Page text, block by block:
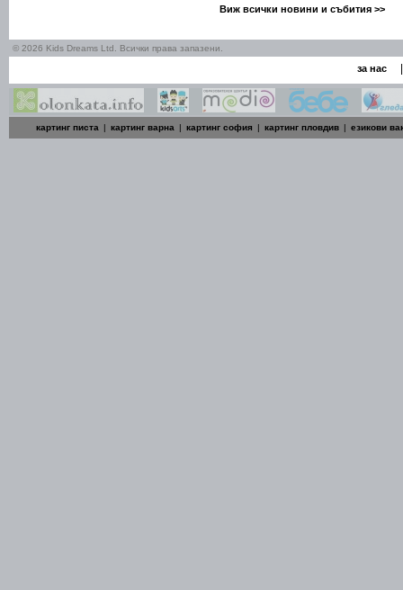
Виж всички новини и събития >>
© 2026 Kids Dreams Ltd. Всички права запазени.
за нас
картинг писта | картинг варна | картинг софия | картинг пловдив | езикови